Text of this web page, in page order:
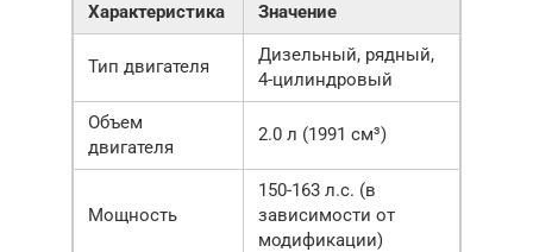
Характеристика Значение
Тип двигателя
Дизельный, рядный,
4-цилиндровый
Объем
двигателя
2.0 л (1991 см³)
Мощность
150-163 л.с. (в
зависимости от
модификации)